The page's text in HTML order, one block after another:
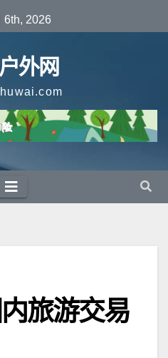
6th, 2026
外网
旅游交易